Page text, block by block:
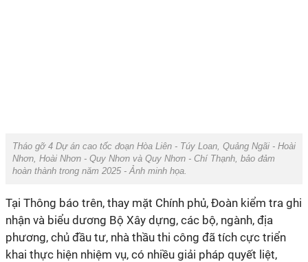
Tháo gỡ 4 Dự án cao tốc đoạn Hòa Liên - Túy Loan, Quảng Ngãi - Hoài
Nhơn, Hoài Nhơn - Quy Nhơn và Quy Nhơn - Chí Thạnh, bảo đảm
hoàn thành trong năm 2025 - Ảnh minh họa.
Tại Thông báo trên, thay mặt Chính phủ, Đoàn kiểm tra ghi
nhận và biểu dương Bộ Xây dựng, các bộ, ngành, địa
phương, chủ đầu tư, nhà thầu thi công đã tích cực triển
khai thực hiện nhiệm vụ, có nhiều giải pháp quyết liệt,